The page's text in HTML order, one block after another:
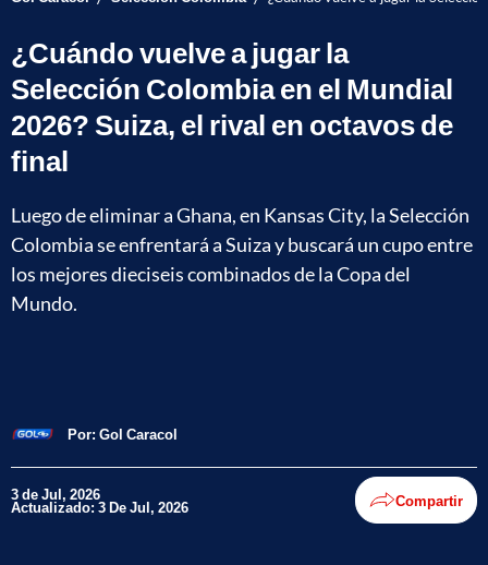
¿Cuándo vuelve a jugar la
Selección Colombia en el Mundial
2026? Suiza, el rival en octavos de
final
Luego de eliminar a Ghana, en Kansas City, la Selección
Colombia se enfrentará a Suiza y buscará un cupo entre
los mejores dieciseis combinados de la Copa del
Mundo.
Por: Gol Caracol
3 de Jul, 2026
Actualizado: 3 De Jul, 2026 Compartir